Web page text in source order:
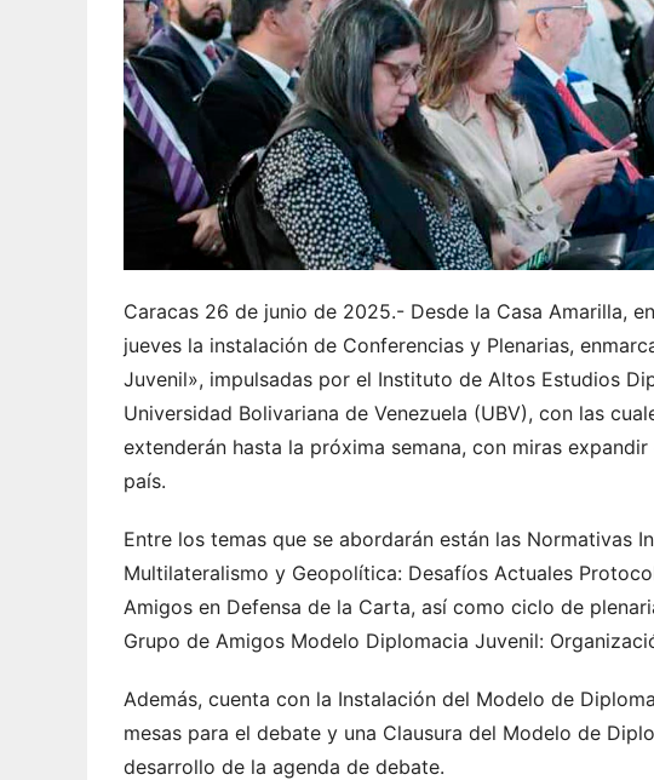
Caracas 26 de junio de 2025.- Desde la Casa Amarilla,
jueves la instalación de Conferencias y Plenarias,
Juvenil», impulsadas por el Instituto de Altos Estudios
Universidad Bolivariana de Venezuela (UBV), con las
extenderán hasta la próxima semana, con miras
país.
Entre los temas que se abordarán están las Normativas
Multilateralismo y Geopolítica: Desafíos Actuales
Amigos en Defensa de la Carta, así como ciclo de
Grupo de Amigos Modelo Diplomacia Juvenil:
Además, cuenta con la Instalación del Modelo de
mesas para el debate y una Clausura del Modelo de
desarrollo de la agenda de debate.